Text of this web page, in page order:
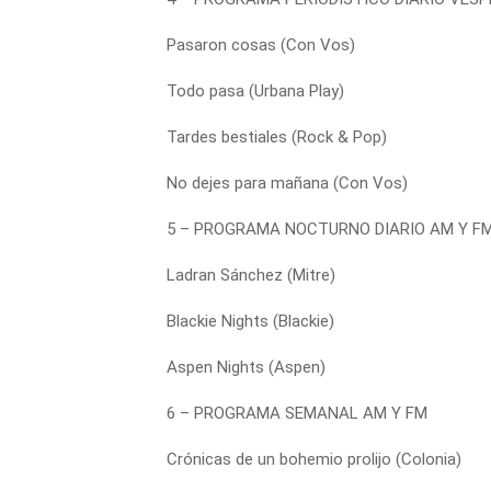
Pasaron cosas (Con Vos)
Todo pasa (Urbana Play)
Tardes bestiales (Rock & Pop)
No dejes para mañana (Con Vos)
5 – PROGRAMA NOCTURNO DIARIO AM Y
Ladran Sánchez (Mitre)
Blackie Nights (Blackie)
Aspen Nights (Aspen)
6 – PROGRAMA SEMANAL AM Y FM
Crónicas de un bohemio prolijo (Colonia)